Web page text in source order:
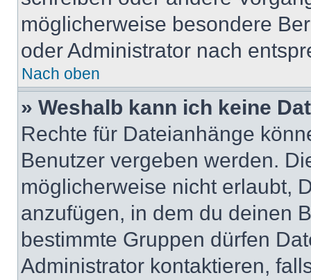
möglicherweise besondere
oder Administrator nach
Nach oben
» Weshalb kann ich keine
Rechte für Dateianhänge
Benutzer vergeben werden.
möglicherweise nicht erlaubt,
anzufügen, in dem du deinen
bestimmte Gruppen dürfen
Administrator kontaktieren,